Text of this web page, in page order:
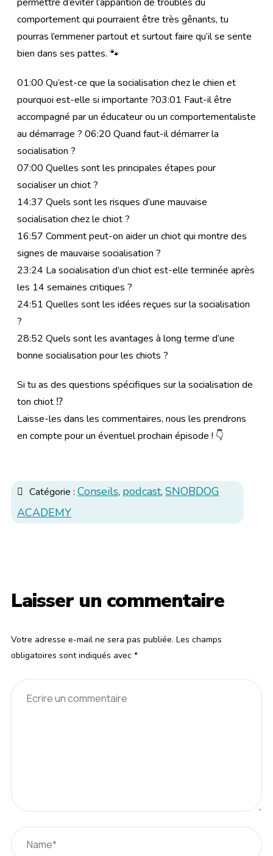
comportement qui pourraient être très gênants, tu
pourras l’emmener partout et surtout faire qu’il se sente
bien dans ses pattes. 🐾
01:00 Qu’est-ce que la socialisation chez le chien et
pourquoi est-elle si importante ?03:01 Faut-il être
accompagné par un éducateur ou un comportementaliste
au démarrage ? 06:20 Quand faut-il démarrer la
socialisation ?
07:00 Quelles sont les principales étapes pour
socialiser un chiot ?
14:37 Quels sont les risques d’une mauvaise
socialisation chez le chiot ?
16:57 Comment peut-on aider un chiot qui montre des
signes de mauvaise socialisation ?
23:24 La socialisation d’un chiot est-elle terminée après
les 14 semaines critiques ?
24:51 Quelles sont les idées reçues sur la socialisation
?
28:52 Quels sont les avantages à long terme d’une
bonne socialisation pour les chiots ?
Si tu as des questions spécifiques sur la socialisation de
ton chiot ⁉
Laisse-les dans les commentaires, nous les prendrons
en compte pour un éventuel prochain épisode ! 👇
Catégorie : Conseils, podcast, SNOBDOG
ACADEMY
Laisser un commentaire
Votre adresse e-mail ne sera pas publiée. Les champs
obligatoires sont indiqués avec *